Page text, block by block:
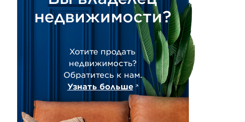
недвижимости?
Хотите продать
недвижимость?
Обратитесь к нам.
Узнать больше